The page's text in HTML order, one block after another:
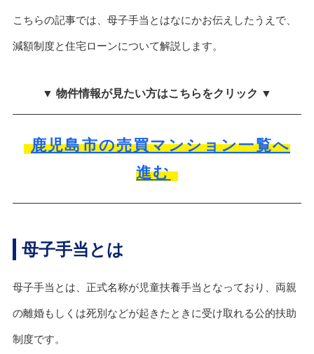
こちらの記事では、母子手当とはなにかお伝えしたうえで、
減額制度と住宅ローンについて解説します。
▼ 物件情報が見たい方はこちらをクリック ▼
鹿児島市の売買マンション一覧へ
進む
母子手当とは
母子手当とは、正式名称が児童扶養手当となっており、両親
の離婚もしくは死別などが起きたときに受け取れる公的扶助
制度です。